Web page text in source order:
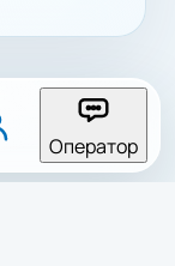
Оператор